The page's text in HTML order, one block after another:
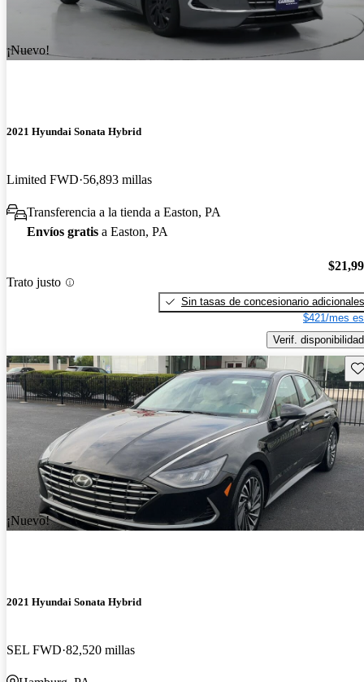
¡Nuevo!
2021 Hyundai Sonata Hybrid
Limited FWD 56,893 millas
Transferencia a la tienda a Easton, PA
Envíos gratis a Easton, PA
Trato justo
Sin tasas de concesionario adicionales
$421/mes
Verif. disponibilidad
¡Nuevo!
2021 Hyundai Sonata Hybrid
SEL FWD 82,520 millas